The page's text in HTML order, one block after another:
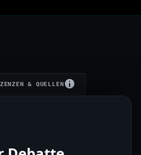
& QUELLEN